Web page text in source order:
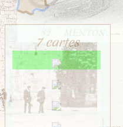
7 cartes